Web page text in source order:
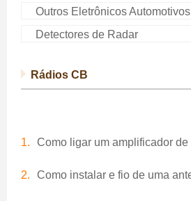
Outros Eletrônicos Automotivos
Detectores de Radar
Rádios CB
Como ligar um amplificador
Como instalar e fio de uma